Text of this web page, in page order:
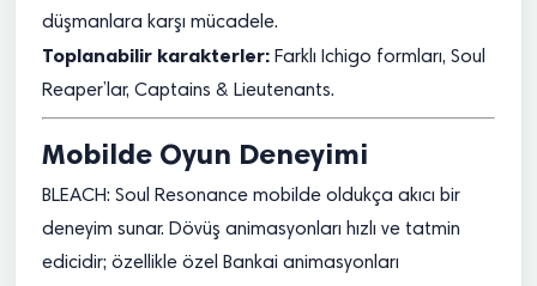
düşmanlara karşı mücadele.
Toplanabilir karakterler: Farklı Ichigo formları, Soul
Reaper’lar, Captains & Lieutenants.
Mobilde Oyun Deneyimi
BLEACH: Soul Resonance mobilde oldukça akıcı bir
deneyim sunar. Dövüş animasyonları hızlı ve tatmin
edicidir; özellikle özel Bankai animasyonları